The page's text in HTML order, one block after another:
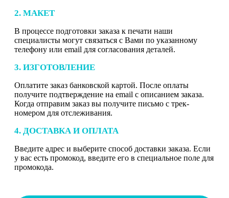
2. МАКЕТ
В процессе подготовки заказа к печати наши
специалисты могут связаться с Вами по указанному
телефону или email для согласования деталей.
3. ИЗГОТОВЛЕНИЕ
Оплатите заказ банковской картой. После оплаты
получите подтверждение на email с описанием заказа.
Когда отправим заказ вы получите письмо с трек-
номером для отслеживания.
4. ДОСТАВКА И ОПЛАТА
Введите адрес и выберите способ доставки заказа. Если
у вас есть промокод, введите его в специальное поле для
промокода.